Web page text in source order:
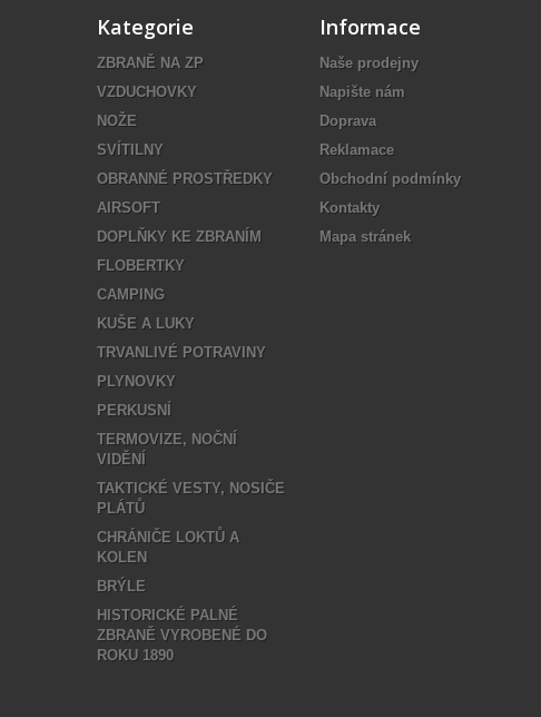
Kategorie
ZBRANĚ NA ZP
VZDUCHOVKY
NOŽE
SVÍTILNY
OBRANNÉ PROSTŘEDKY
AIRSOFT
DOPLŇKY KE ZBRANÍM
FLOBERTKY
CAMPING
KUŠE A LUKY
TRVANLIVÉ POTRAVINY
PLYNOVKY
PERKUSNÍ
TERMOVIZE, NOČNÍ
VIDĚNÍ
TAKTICKÉ VESTY, NOSIČE
PLÁTŮ
CHRÁNIČE LOKTŮ A
KOLEN
BRÝLE
HISTORICKÉ PALNÉ
ZBRANĚ VYROBENÉ DO
ROKU 1890
Informace
Naše prodejny
Napište nám
Doprava
Reklamace
Obchodní podmínky
Kontakty
Mapa stránek